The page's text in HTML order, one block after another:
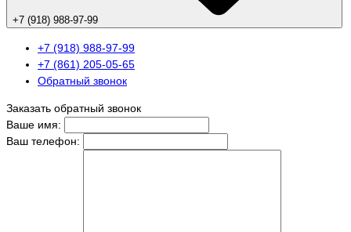
+7 (918) 988-97-99
+7 (918) 988-97-99
+7 (861) 205-05-65
Обратный звонок
Заказать обратный звонок
Ваше имя:
Ваш телефон: